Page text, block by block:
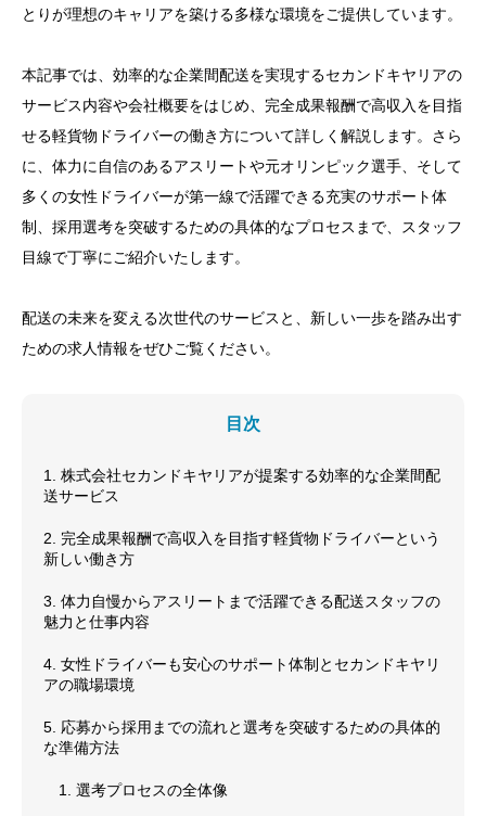
とりが理想のキャリアを築ける多様な環境をご提供しています。
本記事では、効率的な企業間配送を実現するセカンドキヤリアの
サービス内容や会社概要をはじめ、完全成果報酬で高収入を目指
せる軽貨物ドライバーの働き方について詳しく解説します。さら
に、体力に自信のあるアスリートや元オリンピック選手、そして
多くの女性ドライバーが第一線で活躍できる充実のサポート体
制、採用選考を突破するための具体的なプロセスまで、スタッフ
目線で丁寧にご紹介いたします。
配送の未来を変える次世代のサービスと、新しい一歩を踏み出す
ための求人情報をぜひご覧ください。
目次
1. 株式会社セカンドキヤリアが提案する効率的な企業間配
送サービス
2. 完全成果報酬で高収入を目指す軽貨物ドライバーという
新しい働き方
3. 体力自慢からアスリートまで活躍できる配送スタッフの
魅力と仕事内容
4. 女性ドライバーも安心のサポート体制とセカンドキヤリ
アの職場環境
5. 応募から採用までの流れと選考を突破するための具体的
な準備方法
1. 選考プロセスの全体像